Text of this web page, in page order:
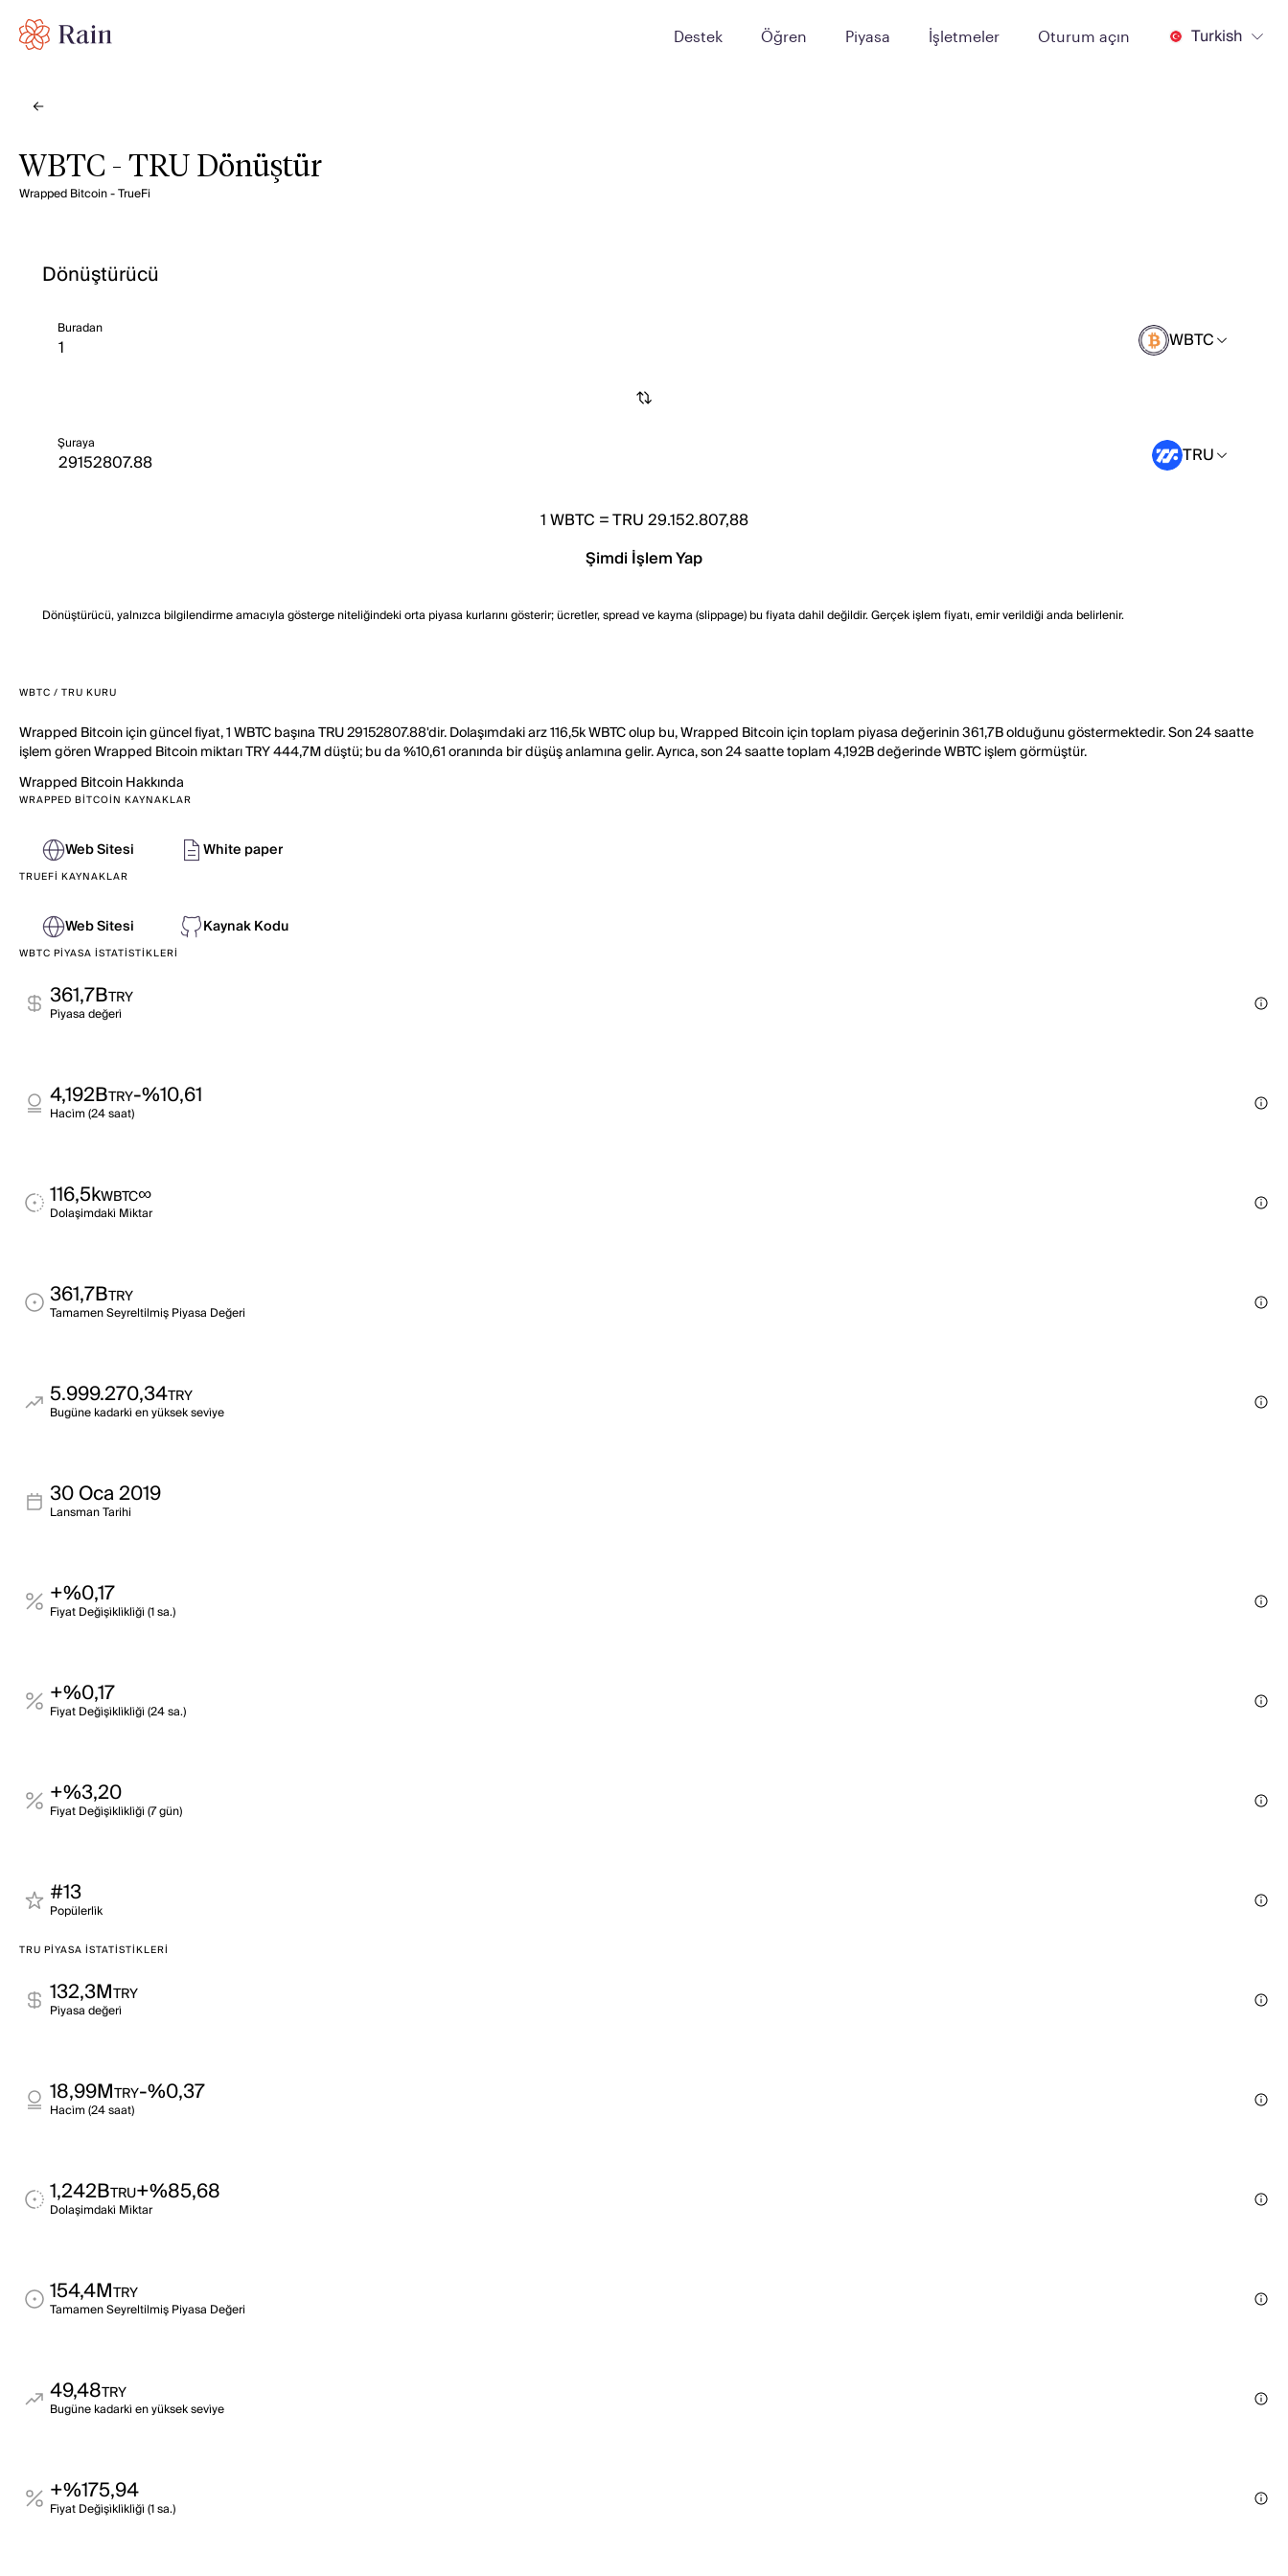
Destek Öğren Piyasa İşletmeler Oturum açın Turkish
WBTC - TRU Dönüştür
Wrapped Bitcoin - TrueFi
Dönüştürücü
Buradan WBTC
Şuraya TRU
1WBTC =TRU 29.152.807,88
Şimdi İşlem Yap
Dönüştürücü, yalnızca bilgilendirme amacıyla gösterge niteliğindeki orta piyasa kurlarını gösterir; ücretler, spread ve kayma (slippage) bu fiyata dahil değildir. Gerçek işlem fiyatı, emir verildiği anda belirlenir.
WBTC / TRU KURU
Wrapped Bitcoin için güncel fiyat, 1 WBTC başına TRU 29152807.88'dir. Dolaşımdaki arz 116,5k WBTC olup bu, Wrapped Bitcoin için toplam piyasa değerinin 361,7B olduğunu göstermektedir. Son 24 saatte
işlem gören Wrapped Bitcoin miktarı TRY 444,7M düştü; bu da %10,61 oranında bir düşüş anlamına gelir. Ayrıca, son 24 saatte toplam 4,192B değerinde WBTC işlem görmüştür.
Wrapped BitcoinHakkında
WRAPPED BITCOIN KAYNAKLAR
Web Sitesi White paper
TRUEFI KAYNAKLAR
Web Sitesi Kaynak Kodu
WBTC PIYASA İSTATISTIKLERI
361,7BTRY
Pi̇yasa değeri̇
4,192BTRY-%10,61
Haci̇m (24 saat)
116,5kWBTC∞
Dolaşimdaki̇ Mi̇ktar
361,7BTRY
Tamamen Seyreltilmiş Piyasa Değeri
5.999.270,34TRY
Bugüne kadarki̇ en yüksek sevi̇ye
30 Oca 2019
Lansman Tarihi
+%0,17
Fi̇yat Deği̇şi̇kli̇kli̇ği̇ (1 sa.)
+%0,17
Fi̇yat Deği̇şi̇kli̇kli̇ği̇ (24 sa.)
+%3,20
Fi̇yat Deği̇şi̇kli̇kli̇ği̇ (7 gün)
#13
Popülerli̇k
TRU PIYASA İSTATISTIKLERI
132,3MTRY
Pi̇yasa değeri̇
18,99MTRY-%0,37
Haci̇m (24 saat)
1,242BTRU+%85,68
Dolaşimdaki̇ Mi̇ktar
154,4MTRY
Tamamen Seyreltilmiş Piyasa Değeri
49,48TRY
Bugüne kadarki̇ en yüksek sevi̇ye
+%175,94
Fi̇yat Deği̇şi̇kli̇kli̇ği̇ (1 sa.)